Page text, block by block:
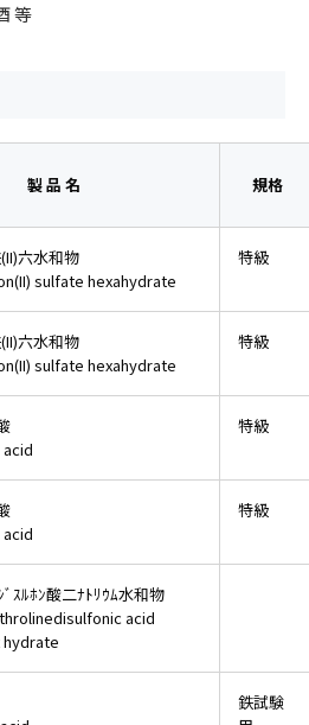
等
製 品 名 規格
六水和物
sulfate hexahydrate
特級
六水和物
sulfate hexahydrate
特級
特級
特級
ｽﾙﾎﾝ酸二ﾅﾄﾘｳﾑ水和物
acid
鉄試験